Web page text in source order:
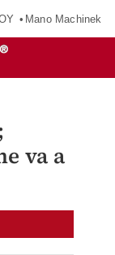
Mano Machinek
va a